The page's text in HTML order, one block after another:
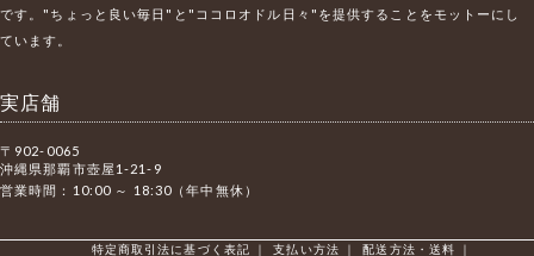
です。"ちょっと良い毎日"と"ココロオドル日々"を提供することをモットーにし
ています。
実店舗
〒902-0065
沖縄県那覇市壺屋1-21-9
営業時間：10:00 ～ 18:30（年中無休）
特定商取引法に基づく表記 ｜ 支払い方法 ｜ 配送方法・送料 ｜